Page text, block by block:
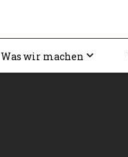
Was wir machen